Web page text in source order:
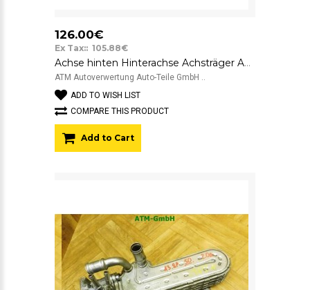
126.00€
Ex Tax:: 105.88€
Achse hinten Hinterachse Achsträger Audi A3
ATM Autoverwertung Auto-Teile GmbH ..
ADD TO WISH LIST
COMPARE THIS PRODUCT
Add to Cart